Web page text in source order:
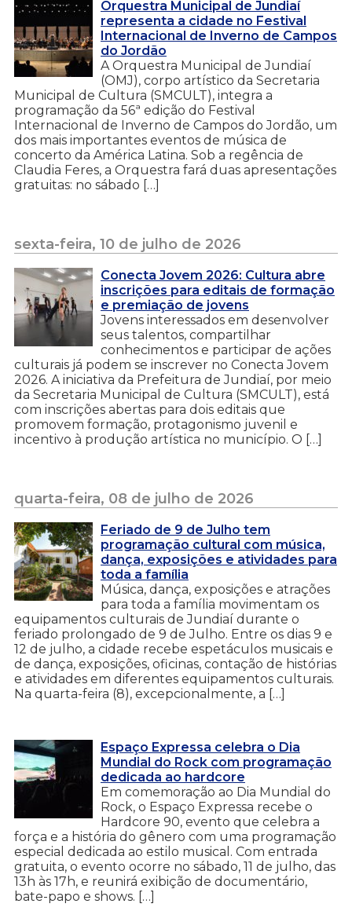
Orquestra Municipal de Jundiaí
representa a cidade no Festival
Internacional de Inverno de Campos
do Jordão
A Orquestra Municipal de Jundiaí
(OMJ), corpo artístico da Secretaria
Municipal de Cultura (SMCULT), integra a
programação da 56ª edição do Festival
Internacional de Inverno de Campos do Jordão, um
dos mais importantes eventos de música de
concerto da América Latina. Sob a regência de
Claudia Feres, a Orquestra fará duas apresentações
gratuitas: no sábado […]
sexta-feira, 10 de julho de 2026
Conecta Jovem 2026: Cultura abre
inscrições para editais de formação
e premiação de jovens
Jovens interessados em desenvolver
seus talentos, compartilhar
conhecimentos e participar de ações
culturais já podem se inscrever no Conecta Jovem
2026. A iniciativa da Prefeitura de Jundiaí, por meio
da Secretaria Municipal de Cultura (SMCULT), está
com inscrições abertas para dois editais que
promovem formação, protagonismo juvenil e
incentivo à produção artística no município. O […]
quarta-feira, 08 de julho de 2026
Feriado de 9 de Julho tem
programação cultural com música,
dança, exposições e atividades para
toda a família
Música, dança, exposições e atrações
para toda a família movimentam os
equipamentos culturais de Jundiaí durante o
feriado prolongado de 9 de Julho. Entre os dias 9 e
12 de julho, a cidade recebe espetáculos musicais e
de dança, exposições, oficinas, contação de histórias
e atividades em diferentes equipamentos culturais.
Na quarta-feira (8), excepcionalmente, a […]
Espaço Expressa celebra o Dia
Mundial do Rock com programação
dedicada ao hardcore
Em comemoração ao Dia Mundial do
Rock, o Espaço Expressa recebe o
Hardcore 90, evento que celebra a
força e a história do gênero com uma programação
especial dedicada ao estilo musical. Com entrada
gratuita, o evento ocorre no sábado, 11 de julho, das
13h às 17h, e reunirá exibição de documentário,
bate-papo e shows. […]